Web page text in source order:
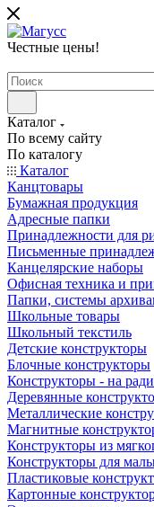
Честные цены!
Каталог
По всему сайту
По каталогу
Каталог
Канцтовары
Бумажная продукция
Адресные папки
Принадлежности для
Письменные
Канцелярские наборы
Офисная техника и
Папки, системы
Школьные товары
Школьный текстиль
Детские конструкторы
Блочные конструкторы
Конструкторы - на
Деревянные
Металлические
Магнитные
Конструкторы из
Конструкторы для
Пластиковые
Картонные